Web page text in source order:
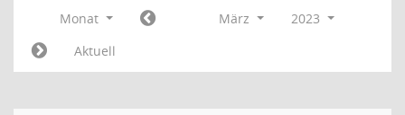
Monat März
2023
Aktuell